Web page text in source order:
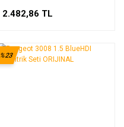
2.482,86 TL
%23